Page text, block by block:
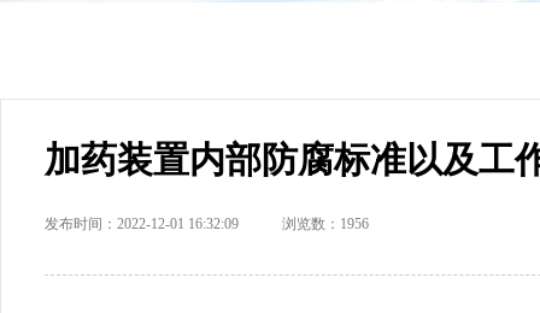
加药装置内部防腐标准以及工
发布时间：2022-12-01 16:32:09 浏览数：1956